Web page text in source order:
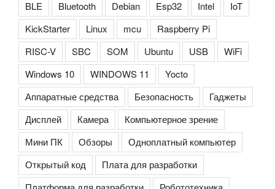
BLE
Bluetooth Debian Esp32 Intel
IoT
KickStarter
Linux mcu
Raspberry Pi
RISC-V
SBC SOM Ubuntu USB
WiFi
Windows 10
WINDOWS 11
Yocto
Аппаратные средства
Безопасность
Гаджеты
Дисплей
Камера
Компьютерное зрение
Мини ПК
Обзоры
Одноплатный компьютер
Открытый код
Плата для разработки